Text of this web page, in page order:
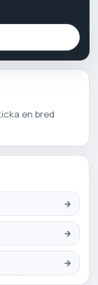
en bred